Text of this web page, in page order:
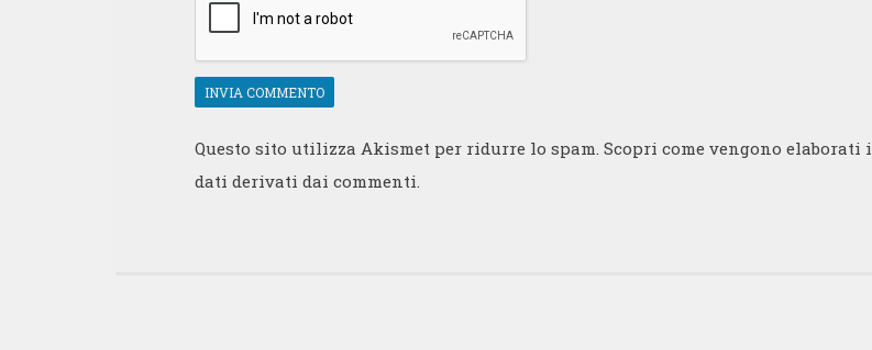
Questo sito utilizza Akismet per ridurre lo spam. Scopri come vengono elaborati i
dati derivati dai commenti.